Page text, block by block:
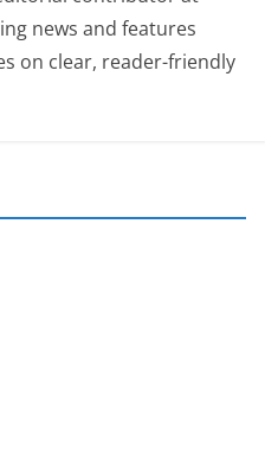
news and features
on clear, reader-friendly